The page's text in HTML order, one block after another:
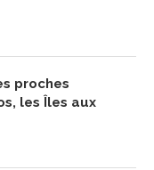
proches
les Îles aux